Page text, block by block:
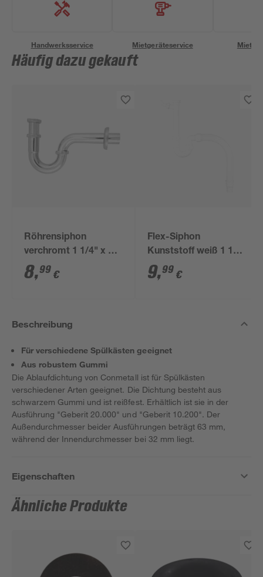
Handwerksservice Mietgeräteservice
Häufig dazu gekauft
Röhrensiphon
verchromt 1 1/4" x 32
mm
8,99 €
Flex-Siphon
Kunststoff weiß 1 1/2'
x 40/50 mm
9,99 €
Beschreibung
Für verschiedene Spülkästen geeignet
Aus robustem Gummi
Die Ablaufdichtung von Conmetall ist für Spülkästen
verschiedener Arten geeignet. Die Dichtung besteht aus
schwarzem Gummi und ist reißfest. Erhältlich ist sie in der
Ausführung "Geberit 20.000" und "Geberit 10.200". Der
Außendurchmesser beider Ausführungen beträgt 63 mm,
während der Innendurchmesser bei 32 mm liegt.
Eigenschaften
Ähnliche Produkte